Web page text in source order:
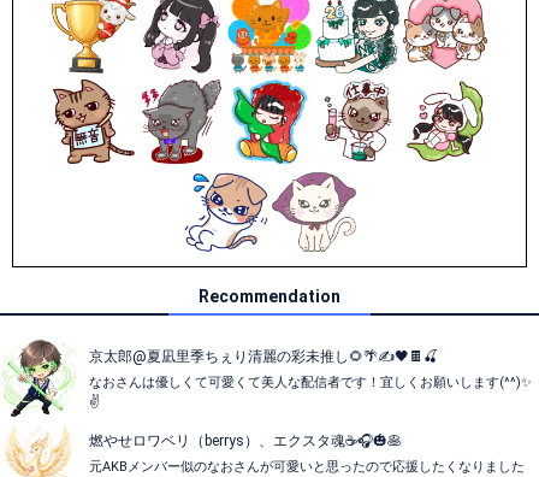
Recommendation
京太郎@夏凪里季ちぇり清麗の彩未推し🌻🌴✍️🖤🍫🍒
なおさんは優しくて可愛くて美人な配信者です！宜しくお願いします(⁠^⁠^⁠)✨
✌️
燃やせロワベリ（berrys）、エクスタ魂☕🎧️🎃🥞
元AKBメンバー似のなおさんが可愛いと思ったので応援したくなりました